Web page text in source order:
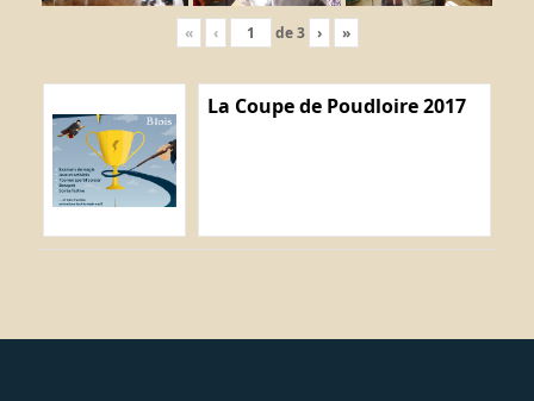
« ‹ de3 › »
La Coupe de Poudloire 2017